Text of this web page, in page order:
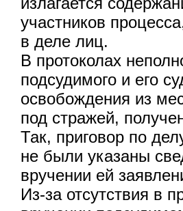
участников
в деле лиц.
В протоколах
подсудимого и его
освобождения из
под стражей,
Так, приговор по
не были указаны
вручении ей
Из-за отсутствия в